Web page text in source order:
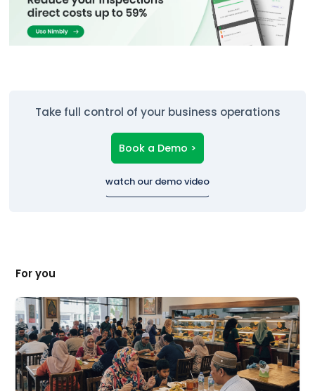
Take full control of your business operations
Book a Demo >
watch our demo video
For you